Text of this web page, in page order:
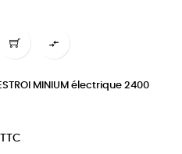

MINIUM électrique 2400